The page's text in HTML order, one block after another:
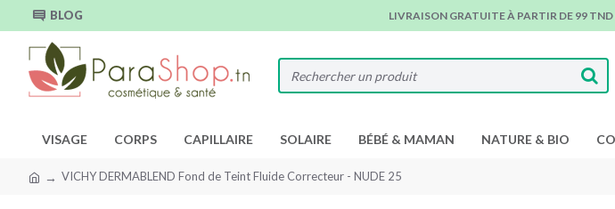
BLOG LIVRAISON GRATUITE À PARTIR DE 99
VISAGE CORPS CAPILLAIRE SOLAIRE BÉBÉ & MAMAN NATURE & BIO
VICHY DERMABLEND Fond de Teint Fluide Correcteur - NUDE 25